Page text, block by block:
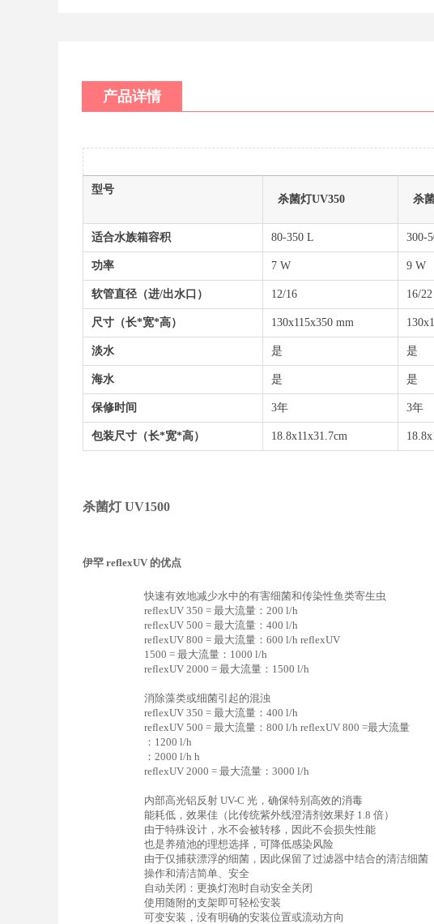
产品详情
型号
杀菌灯UV350
杀
适合水族箱容积 80-350 L 300-
功率 7 W 9 W
软管直径（进/出水口） 12/16 16/22
尺寸（长*宽*高） 130x115x350 mm
淡水 是 是
海水 是 是
保修时间 3年 3年
包装尺寸（长*宽*高） 18.8x11x31.7cm
杀菌灯 UV1500
伊罕 reflexUV 的优点
快速有效地减少水中的有害细菌和传染性鱼类寄生虫
reflexUV 350 = 最大流量：200 l/h
reflexUV 500 = 最大流量：400 l/h
reflexUV 800 = 最大流量：600 l/h reflexUV
1500 = 最大流量：1000 l/h
reflexUV 2000 = 最大流量：1500 l/h
消除藻类或细菌引起的混浊
reflexUV 350 = 最大流量：400 l/h
reflexUV 500 = 最大流量：800 l/h reflexUV 800 =最大流量
：1200 l/h
：2000 l/h h
reflexUV 2000 = 最大流量：3000 l/h
内部高光铝反射 UV-C 光，确保特别高效的消毒
能耗低，效果佳（比传统紫外线澄清剂效果好 1.8 倍）
由于特殊设计，水不会被转移，因此不会损失性能
也是养殖池的理想选择，可降低感染风险
由于仅捕获漂浮的细菌，因此保留了过滤器中结合的清洁细菌
操作和清洁简单、安全
自动关闭：更换灯泡时自动安全关闭
使用随附的支架即可轻松安装
可变安装，没有明确的安装位置或流动方向